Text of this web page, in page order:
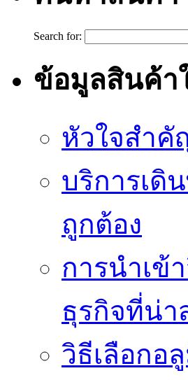
Search for:
ข้อมูลสินค้า
หัวใจสำคั
บริการเดิ
ถูกต้อง
การนำเข้
ธุรกิจที่น่า
วิธีเลือกอ